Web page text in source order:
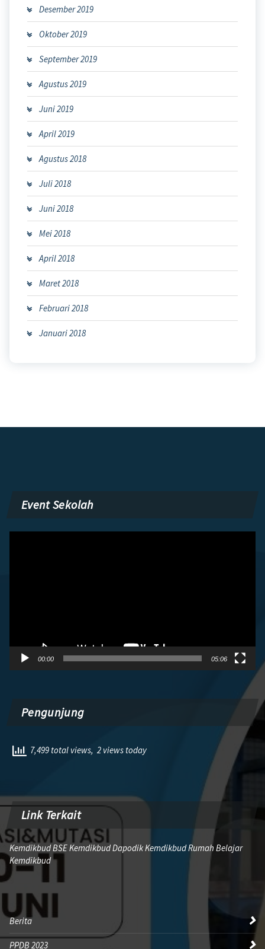
Desember 2019
Oktober 2019
September 2019
Agustus 2019
Juni 2019
April 2019
Agustus 2018
Juli 2018
Juni 2018
Mei 2018
April 2018
Maret 2018
Februari 2018
Januari 2018
Event Sekolah
00:00 05:06
Pengunjung
7,499 total views, 2 views today
Link Terkait
Kemdikbud BSE Kemdikbud Dapodik Kemdikbud Rumah Belajar
Kemdikbud
Berita
PPDB 2023